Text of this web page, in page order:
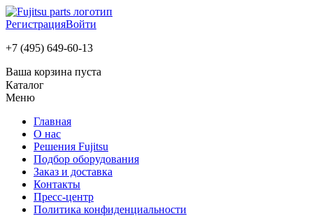
РегистрацияВойти
+7 (495) 649-60-13
Ваша корзина пуста
Каталог
Меню
Главная
О нас
Решения Fujitsu
Подбор оборудования
Заказ и доставка
Контакты
Пресс-центр
Политика конфиденциальности